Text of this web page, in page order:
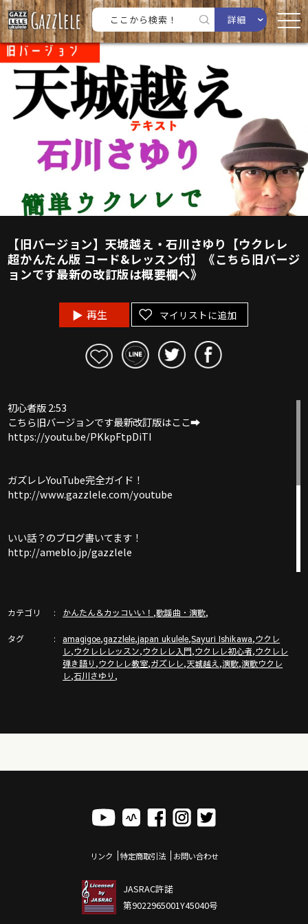
詳細
【旧バージョン】天城越え・石川さゆり【ウクレレ
超かんたん版 コード&レッスン付】《こちら旧バージ
ョンです最新の改訂版は概要欄へ》
再生 マイリストに追加
初心者版 2:53
こちら旧バージョンです最新改訂版はここ➡︎
https://youtu.be/PKkpFtpDiTI
ガズレレYouTube完全ガイド！
http://www.gazzlele.com/youtube
いい話？のブログ書いてます！
http://ameblo.jp/gazzlele
http://www.gazzlele.com/
「ガズトーク！」新チャンネルURL
https://www.youtube.com/channel/UC8YUGZF76p-
GD_HKq_ZQRHA
カテゴリ かんたん＆カッコいい！ ,歌謡曲・演歌,
タグ amagigoe,gazzlele,japan ukulele,Sayuri Ishikawa,ウクレ
レ,ウクレレレッスン,ウクレレ入門,ウクレレ初心者,ウクレレ
弾き語り ,ウクレレ教室,ガズレレ,天城越え ,演歌,演歌ウクレ
レ,石川さゆり ,
リンク 特定商取引法 お問い合わせ
JASRAC許諾
第9022965001Y45040号